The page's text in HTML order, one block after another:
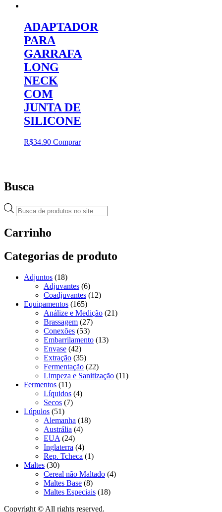
ADAPTADOR
PARA
GARRAFA
LONG
NECK
COM
JUNTA DE
SILICONE
R$34.90 Comprar
Busca
Pesquisar
produtos
Carrinho
Categorias de produto
Adjuntos (18)
Adjuvantes (6)
Coadjuvantes (12)
Equipamentos (165)
Análize e Medição (21)
Brassagem (27)
Conexões (53)
Embarrilamento (13)
Envase (42)
Extração (35)
Fermentação (22)
Limpeza e Sanitização (11)
Fermentos (11)
Líquidos (4)
Secos (7)
Lúpulos (51)
Alemanha (18)
Austrália (4)
EUA (24)
Inglaterra (4)
Rep. Tcheca (1)
Maltes (30)
Cereal não Maltado (4)
Maltes Base (8)
Maltes Especiais (18)
Copyright © All rights reserved.